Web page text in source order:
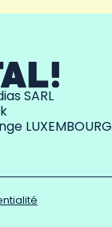
SARL
LUXEMBOURG